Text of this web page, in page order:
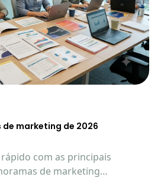
marketing de 2026
com as principais
de marketing